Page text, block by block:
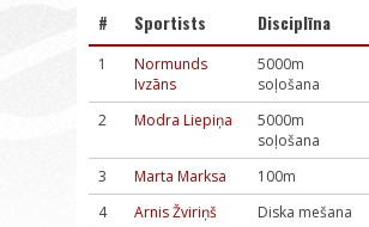
# Sportists Disciplīna
1
Normunds
Ivzāns
5000m
soļošana
2 Modra Liepiņa
5000m
soļošana
3 Marta Marksa 100m
4
Arnis Žviriņš Diska mešana